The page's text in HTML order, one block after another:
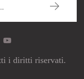
i diritti riservati.